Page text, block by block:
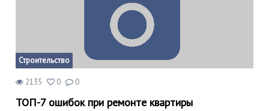
Строительство
2135 0 0
ТОП-7 ошибок при ремонте квартиры